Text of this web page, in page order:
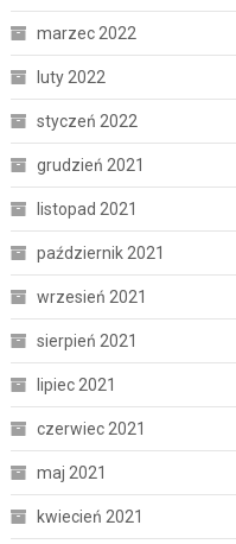
marzec 2022
luty 2022
styczeń 2022
grudzień 2021
listopad 2021
październik 2021
wrzesień 2021
sierpień 2021
lipiec 2021
czerwiec 2021
maj 2021
kwiecień 2021